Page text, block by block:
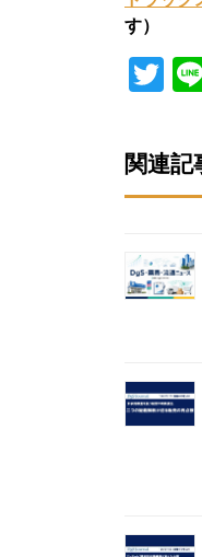
す）
関連記